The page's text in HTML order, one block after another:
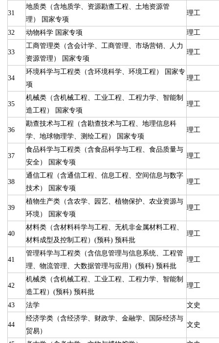
31
地质类（含地质学、资源勘查工程、土地资源管
理） 国家专项
理工
32 动物科学 国家专项 理工
33
工商管理类（含会计学、工商管理、市场营销、人力
资源管理） 国家专项
理工
34
环境科学与工程类（含环境科学、环境工程） 国家专
项
理工
35
机械类（含机械工程、工业工程、工程力学、智能制
造工程） 国家专项
理工
36
勘查技术与工程（含勘查技术与工程、地理信息科
学、地球物理学、测绘工程） 国家专项
理工
37
食品科学与工程类（含食品科学与工程、食品质量与
安全） 国家专项
理工
38
通信工程（含通信工程、信息工程、空间信息与数字
技术） 国家专项
理工
39
植物生产类（含农学、园艺、植物保护、农业资源与
环境） 国家专项
理工
40
材料类（含材料科学与工程、无机非金属材料工程、
材料成型及控制工程）(预科) 预科批
理工
41
管理科学与工程类（含信息管理与信息系统、工程管
理、物流管理、大数据管理与应用）(预科) 预科批
理工
42
机械类（含机械工程、工业工程、工程力学、智能制
造工程）(预科) 预科批
理工
43 法学 文史
44
经济学类（含经济学、财政学、金融学、国际经济与
贸易）
文史